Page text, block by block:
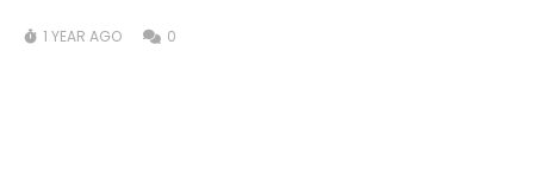
1 YEAR AGO 0